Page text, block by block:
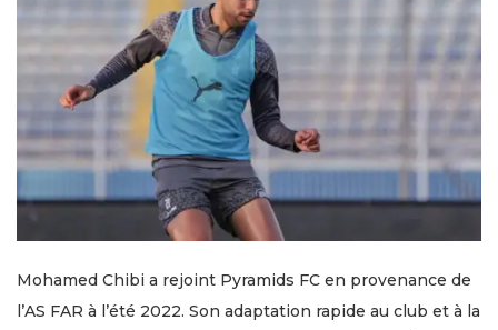
Mohamed Chibi a rejoint Pyramids FC en provenance de
l’AS FAR à l’été 2022. Son adaptation rapide au club et à la